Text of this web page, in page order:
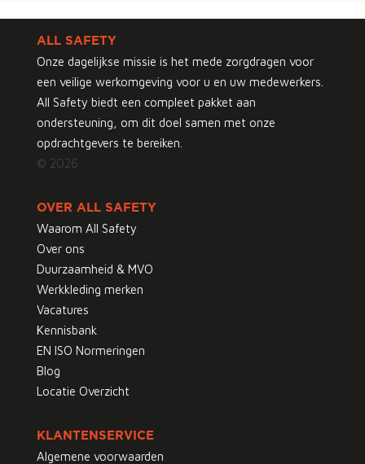
ALL SAFETY
Onze dagelijkse missie is het mede zorgdragen voor
een veilige werkomgeving voor u en uw medewerkers.
All Safety biedt een compleet pakket aan
ondersteuning, om dit doel samen met onze
opdrachtgevers te bereiken.
© 2026
OVER ALL SAFETY
Waarom All Safety
Over ons
Duurzaamheid & MVO
Werkkleding merken
Vacatures
Kennisbank
EN ISO Normeringen
Blog
Locatie Overzicht
KLANTENSERVICE
Algemene voorwaarden